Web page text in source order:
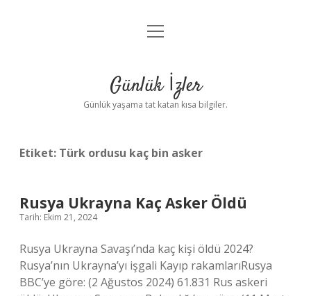
Anasayfa
Yasal Uyarı
menüyü
Günlük İzler
Günlük yaşama tat katan kısa bilgiler.
Etiket: Türk ordusu kaç bin asker
Rusya Ukrayna Kaç Asker Öldü
Tarih: Ekim 21, 2024
Rusya Ukrayna Savaşı’nda kaç kişi öldü 2024?
Rusya’nın Ukrayna’yı işgali Kayıp rakamlarıRusya
BBC’ye göre: (2 Ağustos 2024) 61.831 Rus askeri